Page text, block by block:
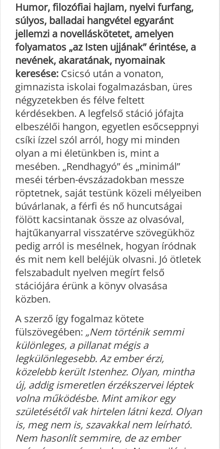
Humor, filozófiai hajlam, nyelvi furfang,
súlyos, balladai hangvétel egyaránt
jellemzi a novelláskötetet, amelyen
folyamatos „az Isten ujjának” érintése, a
nevének, akaratának, nyomainak
keresése: Csicsó után a vonaton,
gimnazista iskolai fogalmazásban, üres
négyzetekben és félve feltett
kérdésekben. A legfelső stáció jófajta
elbeszélői hangon, egyetlen esőcseppnyi
csíki ízzel szól arról, hogy mi minden
olyan a mi életünkben is, mint a
mesében. „Rendhagyó” és „minimál”
meséi térben-évszázadokban messze
röptetnek, saját testünk közeli mélyeiben
búvárlanak, a férfi és nő huncutságai
fölött kacsintanak össze az olvasóval,
hajtűkanyarral visszatérve szövegükhöz
pedig arról is mesélnek, hogyan íródnak
és mit nem kell beléjük olvasni. Jó ötletek
felszabadult nyelven megírt felső
stációjára érünk a könyv olvasása
közben.
A szerző így fogalmaz kötete
fülszövegében: „Nem történik semmi
különleges, a pillanat mégis a
legkülönlegesebb. Az ember érzi,
közelebb került Istenhez. Olyan, mintha
új, addig ismeretlen érzékszervei léptek
volna működésbe. Mint amikor egy
születésétől vak hirtelen látni kezd. Olyan
is, meg nem is, szavakkal nem leírható.
Nem hasonlít semmire, de az ember